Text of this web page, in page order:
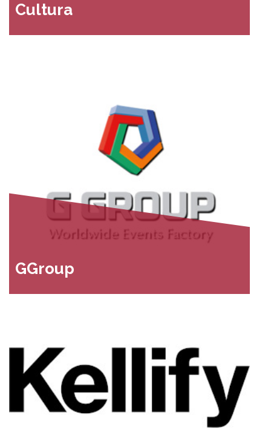
Cultura
GGroup